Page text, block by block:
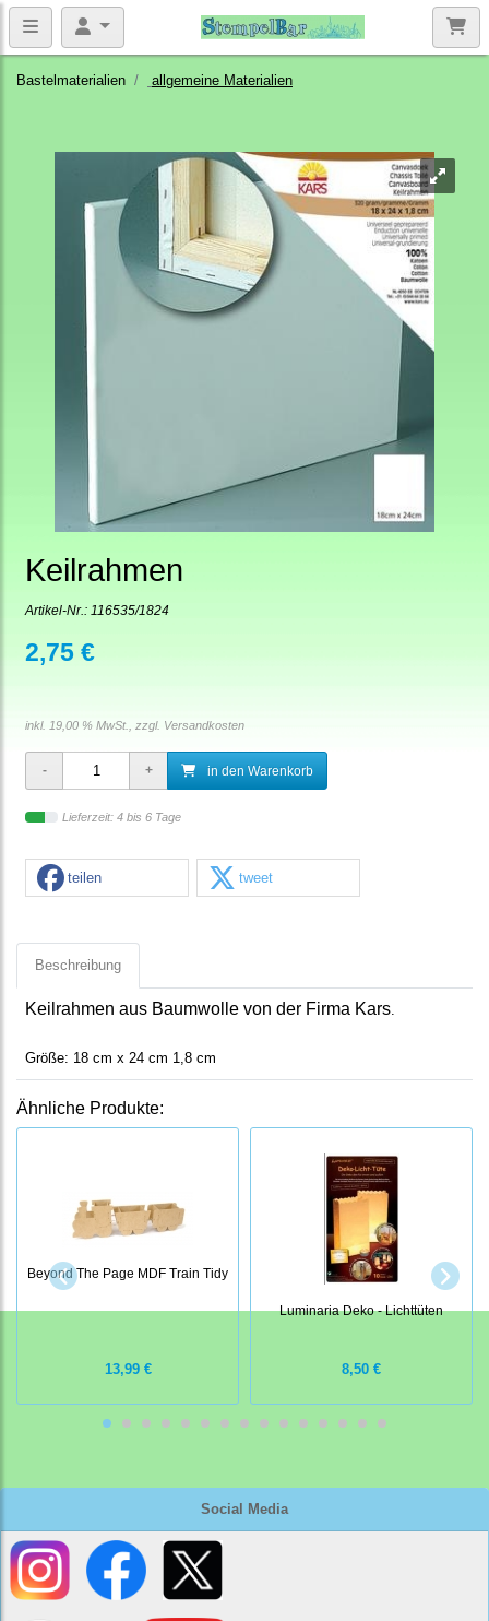
Social Media
Bastelmaterialien allgemeine Materialien
Keilrahmen
Artikel-Nr.: 116535/1824
2,75 €
inkl. 19,00 % MwSt., zzgl. Versandkosten
in den Warenkorb
Lieferzeit: 4 bis 6 Tage
teilen tweet
Beschreibung
Keilrahmen aus Baumwolle von der Firma Kars.
Größe: 18 cm x 24 cm 1,8 cm
Ähnliche Produkte:
Beyond The Page MDF Train Tidy
13,99 €
Luminaria Deko - Lichttüten
8,50 €